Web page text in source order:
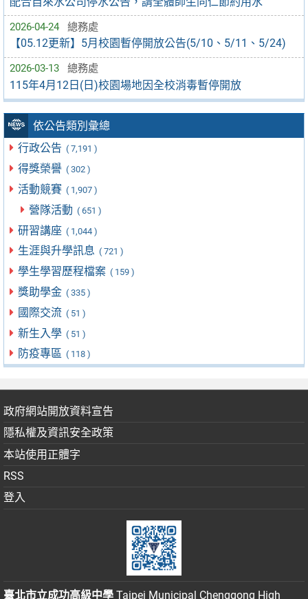
2026-04-24 總務處
【05.12更新】5月校園暫停開放公告(5/10、5/11、5/24)
2026-03-13 總務處
115年4月12日(日)校園場地因全校消毒暫停開放
依公告類別彙總
行政公告 ( 7,191 )
得獎榮譽 ( 302 )
活動競賽 ( 1,907 )
營隊活動 ( 651 )
研習講座 ( 1,044 )
生涯與升學訊息 ( 721 )
學生學習歷程檔案 ( 159 )
獎助學金 ( 335 )
國際交流 ( 51 )
新生入學 ( 51 )
防疫專區 ( 118 )
政府網站開放資料宣告
隱私權及資訊安全政策
本站使用正體字
RSS
登入
臺北市立成功高級中學 Taipei Municipal Chenggong High